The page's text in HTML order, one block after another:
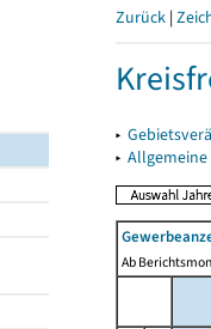
Zurück |
▸
▸
Ab